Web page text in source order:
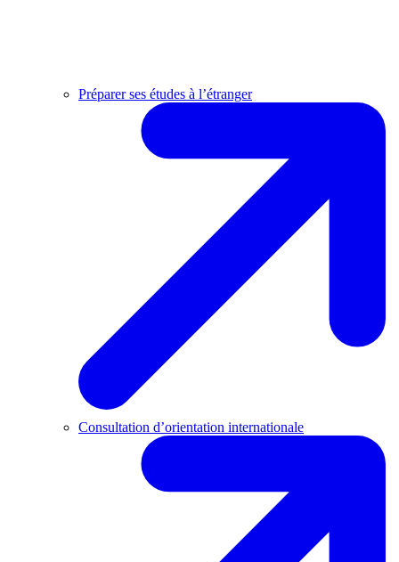
Préparer ses études à l’étranger
Consultation d’orientation internationale